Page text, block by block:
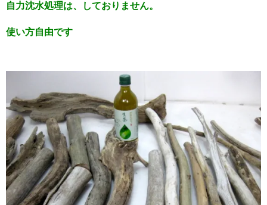
自力沈水処理は、しておりません。
使い方自由です